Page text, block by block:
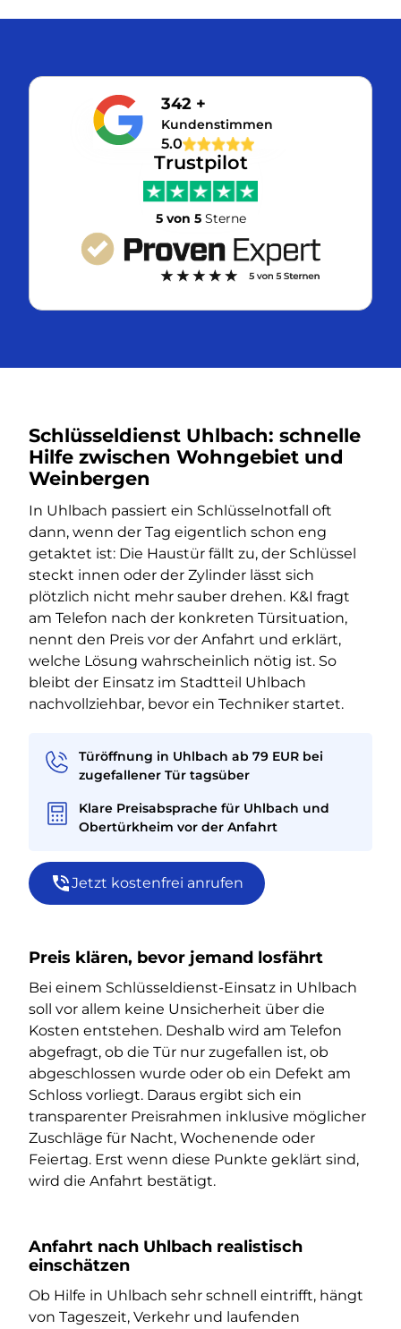
342 +
Kundenstimmen
5.0
Trustpilot
5 von 5 Sterne
Schlüsseldienst Uhlbach: schnelle
Hilfe zwischen Wohngebiet und
Weinbergen
In Uhlbach passiert ein Schlüsselnotfall oft
dann, wenn der Tag eigentlich schon eng
getaktet ist: Die Haustür fällt zu, der Schlüssel
steckt innen oder der Zylinder lässt sich
plötzlich nicht mehr sauber drehen. K&I fragt
am Telefon nach der konkreten Türsituation,
nennt den Preis vor der Anfahrt und erklärt,
welche Lösung wahrscheinlich nötig ist. So
bleibt der Einsatz im Stadtteil Uhlbach
nachvollziehbar, bevor ein Techniker startet.
Türöffnung in Uhlbach ab 79 EUR bei
zugefallener Tür tagsüber
Klare Preisabsprache für Uhlbach und
Obertürkheim vor der Anfahrt
Jetzt kostenfrei anrufen
Preis klären, bevor jemand losfährt
Bei einem Schlüsseldienst-Einsatz in Uhlbach
soll vor allem keine Unsicherheit über die
Kosten entstehen. Deshalb wird am Telefon
abgefragt, ob die Tür nur zugefallen ist, ob
abgeschlossen wurde oder ob ein Defekt am
Schloss vorliegt. Daraus ergibt sich ein
transparenter Preisrahmen inklusive möglicher
Zuschläge für Nacht, Wochenende oder
Feiertag. Erst wenn diese Punkte geklärt sind,
wird die Anfahrt bestätigt.
Anfahrt nach Uhlbach realistisch
einschätzen
Ob Hilfe in Uhlbach sehr schnell eintrifft, hängt
von Tageszeit, Verkehr und laufenden